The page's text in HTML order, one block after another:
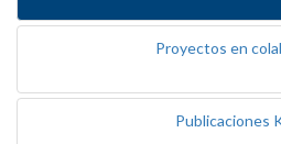
Proyectos en
Publicaciones